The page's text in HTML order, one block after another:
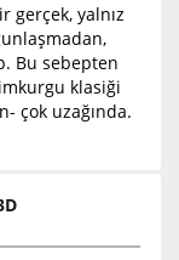
gerçek, yalnız
Bu sebepten
klasiği
çok uzağında.